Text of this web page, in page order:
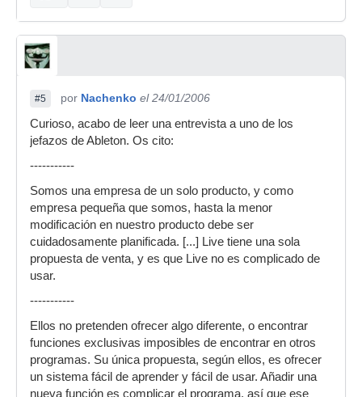
#5 por Nachenko el 24/01/2006
Curioso, acabo de leer una entrevista a uno de los
jefazos de Ableton. Os cito:
-----------
Somos una empresa de un solo producto, y como
empresa pequeña que somos, hasta la menor
modificación en nuestro producto debe ser
cuidadosamente planificada. [...] Live tiene una sola
propuesta de venta, y es que Live no es complicado de
usar.
-----------
Ellos no pretenden ofrecer algo diferente, o encontrar
funciones exclusivas imposibles de encontrar en otros
programas. Su única propuesta, según ellos, es ofrecer
un sistema fácil de aprender y fácil de usar. Añadir una
nueva función es complicar el programa, así que ese